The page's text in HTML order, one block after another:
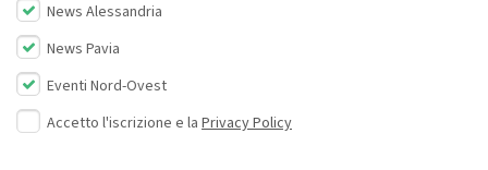
News Alessandria
News Pavia
Eventi Nord-Ovest
Accetto l'iscrizione e la Privacy Policy